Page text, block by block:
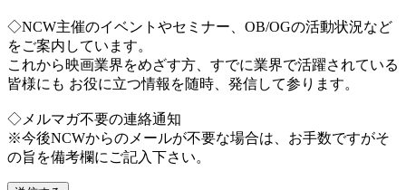
◇NCW主催のイベントやセミナー、OB/OGの活動状況など
をご案内しています。
これから映画業界をめざす方、すでに業界で活躍されている
皆様にも お役に立つ情報を随時、発信して参ります。
◇メルマガ不要の連絡通知
※今後NCWからのメールが不要な場合は、お手数ですがそ
の旨を備考欄にご記入下さい。